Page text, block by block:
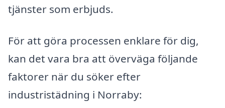
tjänster som erbjuds.
För att göra processen enklare för dig,
kan det vara bra att överväga följande
faktorer när du söker efter
industristädning i Norraby: